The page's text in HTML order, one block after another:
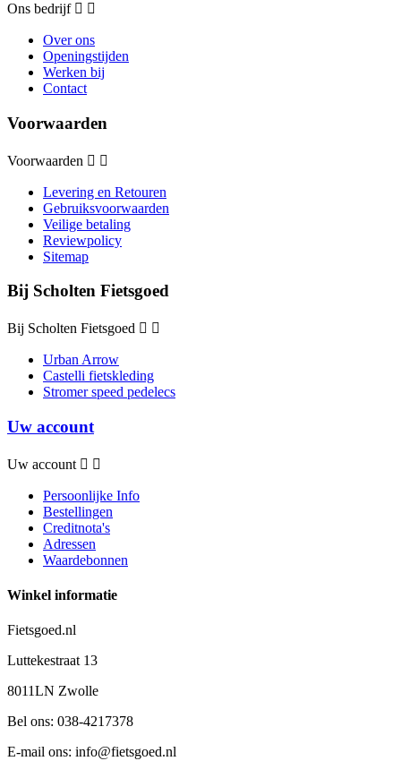
Ons bedrijf  
Over ons
Openingstijden
Werken bij
Contact
Voorwaarden
Voorwaarden  
Levering en Retouren
Gebruiksvoorwaarden
Veilige betaling
Reviewpolicy
Sitemap
Bij Scholten Fietsgoed
Bij Scholten Fietsgoed  
Urban Arrow
Castelli fietskleding
Stromer speed pedelecs
Uw account
Uw account  
Persoonlijke Info
Bestellingen
Creditnota's
Adressen
Waardebonnen
Winkel informatie
Fietsgoed.nl
Luttekestraat 13
8011LN Zwolle
Bel ons: 038-4217378
E-mail ons: info@fietsgoed.nl